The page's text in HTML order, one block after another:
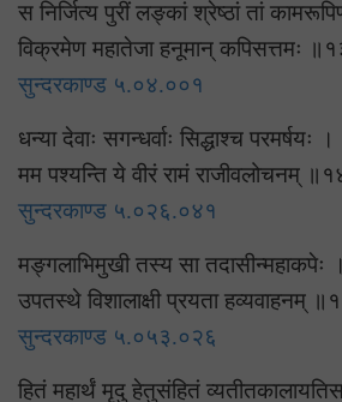
स निर्जित्य पुरीं लङ्कां श्रेष्ठां तां
विक्रमेण महातेजा हनूमान् कपिसत्तमः
सुन्दरकाण्ड ५.०४.००१
धन्या देवाः सगन्धर्वाः सिद्धाश्च परमर्षयः ।
मम पश्यन्ति ये वीरं रामं राजीवलोचनम्
सुन्दरकाण्ड ५.०२६.०४१
मङ्गलाभिमुखी तस्य सा तदासीन्महाकपेः ।
उपतस्थे विशालाक्षी प्रयता हव्यवाहनम्
सुन्दरकाण्ड ५.०५३.०२६
हितं महार्थं मृदु हेतुसंहितं